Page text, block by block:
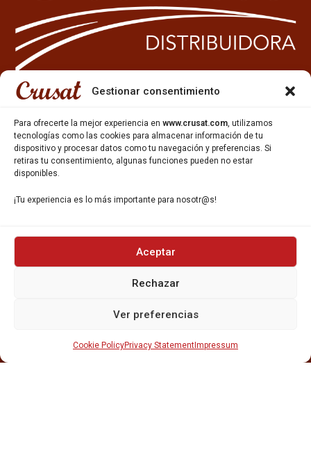
Gestionar consentimiento
Para ofrecerte la mejor experiencia en www.crusat.com, utilizamos
tecnologías como las cookies para almacenar información de tu
dispositivo y procesar datos como tu navegación y preferencias. Si
retiras tu consentimiento, algunas funciones pueden no estar
disponibles.
¡Tu experiencia es lo más importante para nosotr@s!
Aceptar
Rechazar
Ver preferencias
Cookie PolicyPrivacy Statement Impressum
Carrer Miquel Servet 10-12,
Gavà, 08850, Barcelona.
CARTAS DE CERVEZAS Y VINO
CATAS Y FORMACIONES